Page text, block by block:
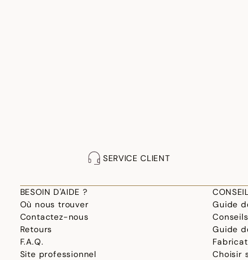
SERVICE CLIENT
BESOIN D'AIDE ?
Où nous trouver
Contactez-nous
Retours
F.A.Q.
Site professionnel
Guide
Guide
Choisir